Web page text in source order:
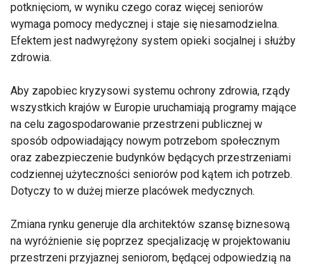
potknięciom, w wyniku czego coraz więcej seniorów
wymaga pomocy medycznej i staje się niesamodzielna.
Efektem jest nadwyrężony system opieki socjalnej i służby
zdrowia.
Aby zapobiec kryzysowi systemu ochrony zdrowia, rządy
wszystkich krajów w Europie uruchamiają programy mające
na celu zagospodarowanie przestrzeni publicznej w
sposób odpowiadający nowym potrzebom społecznym
oraz zabezpieczenie budynków będących przestrzeniami
codziennej użyteczności seniorów pod kątem ich potrzeb.
Dotyczy to w dużej mierze placówek medycznych.
Zmiana rynku generuje dla architektów szansę biznesową
na wyróżnienie się poprzez specjalizację w projektowaniu
przestrzeni przyjaznej seniorom, będącej odpowiedzią na